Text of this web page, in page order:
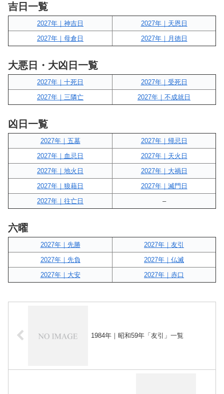
吉日一覧
2027年｜神吉日
2027年｜天恩日
2027年｜母倉日
2027年｜月徳日
大悪日・大凶日一覧
2027年｜十死日
2027年｜受死日
2027年｜三隣亡
2027年｜不成就日
凶日一覧
2027年｜五墓
2027年｜帰忌日
2027年｜血忌日
2027年｜天火日
2027年｜地火日
2027年｜大禍日
2027年｜狼藉日
2027年｜滅門日
2027年｜往亡日
–
六曜
2027年｜先勝
2027年｜友引
2027年｜先負
2027年｜仏滅
2027年｜大安
2027年｜赤口
1984年｜昭和59年「友引」一覧